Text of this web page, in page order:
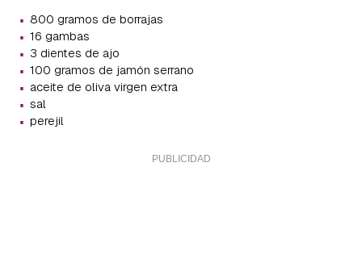
· 800 gramos de borrajas
· 16 gambas
· 3 dientes de ajo
· 100 gramos de jamón serrano
· aceite de oliva virgen extra
· sal
· perejil